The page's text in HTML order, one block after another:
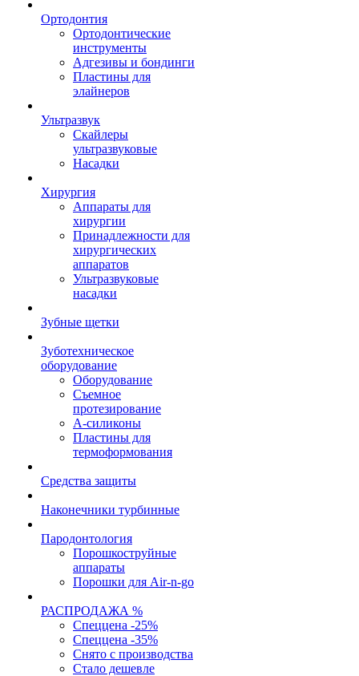
Ортодонтия
Ортодонтические
инструменты
Адгезивы и бондинги
Пластины для
элайнеров
Ультразвук
Скайлеры
ультразвуковые
Насадки
Хирургия
Аппараты для
хирургии
Принадлежности для
хирургических
аппаратов
Ультразвуковые
насадки
Зубные щетки
Зуботехническое
оборудование
Оборудование
Съемное
протезирование
А-силиконы
Пластины для
термоформования
Средства защиты
Наконечники турбинные
Пародонтология
Порошкоструйные
аппараты
Порошки для Air-n-go
РАСПРОДАЖА %
Спеццена -25%
Спеццена -35%
Снято с производства
Стало дешевле